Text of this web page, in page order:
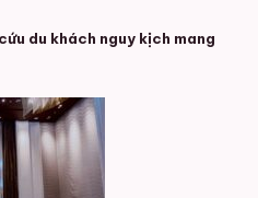
du khách nguy kịch mang